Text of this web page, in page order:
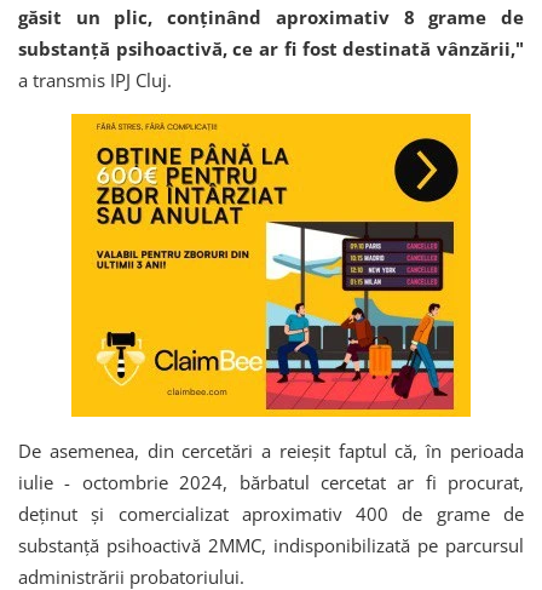
găsit un plic, conținând aproximativ 8 grame de
substanță psihoactivă, ce ar fi fost destinată vânzării,"
a transmis IPJ Cluj.
De asemenea, din cercetări a reieșit faptul că, în perioada
iulie - octombrie 2024, bărbatul cercetat ar fi procurat,
deținut și comercializat aproximativ 400 de grame de
substanță psihoactivă 2MMC, indisponibilizată pe parcursul
administrării probatoriului.